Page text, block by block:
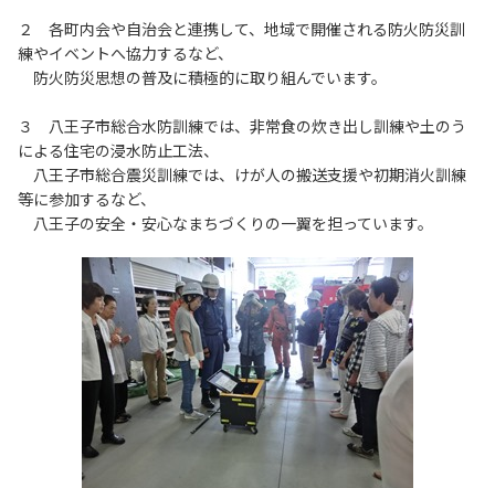
２ 各町内会や自治会と連携して、地域で開催される防火防災訓
練やイベントへ協力するなど、
防火防災思想の普及に積極的に取り組んでいます。
３ 八王子市総合水防訓練では、非常食の炊き出し訓練や土のう
による住宅の浸水防止工法、
八王子市総合震災訓練では、けが人の搬送支援や初期消火訓練
等に参加するなど、
八王子の安全・安心なまちづくりの一翼を担っています。